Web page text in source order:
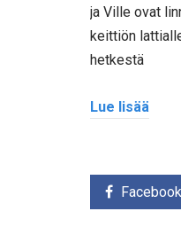
ja Ville ovat
keittiön
hetkestä
Lue lisää
Facebook